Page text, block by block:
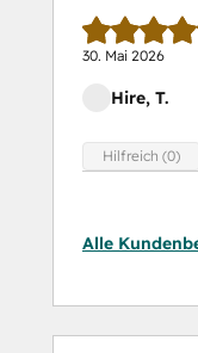
30. Mai 2026
Hire, T.
Hilfreich (0)
Alle